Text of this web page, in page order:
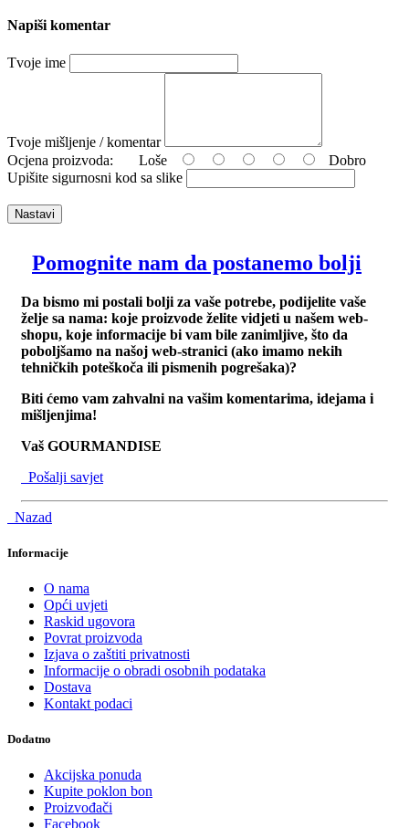
Napiši komentar
Tvoje ime
Tvoje mišljenje / komentar
Ocjena proizvoda:
Loše
Dobro
Upišite sigurnosni kod sa slike
Nastavi
Pomognite nam da postanemo bolji
Da bismo mi postali bolji za vaše potrebe, podijelite vaše
želje sa nama: koje proizvode želite vidjeti u našem web-
shopu, koje informacije bi vam bile zanimljive, što da
poboljšamo na našoj web-stranici (ako imamo nekih
tehničkih poteškoča ili pismenih pogrešaka)?
Biti ćemo vam zahvalni na vašim komentarima, idejama i
mišljenjima!
Vaš GOURMANDISE
Pošalji savjet
Nazad
Informacije
O nama
Opći uvjeti
Raskid ugovora
Povrat proizvoda
Izjava o zaštiti privatnosti
Informacije o obradi osobnih podataka
Dostava
Kontakt podaci
Dodatno
Akcijska ponuda
Kupite poklon bon
Proizvođači
Facebook